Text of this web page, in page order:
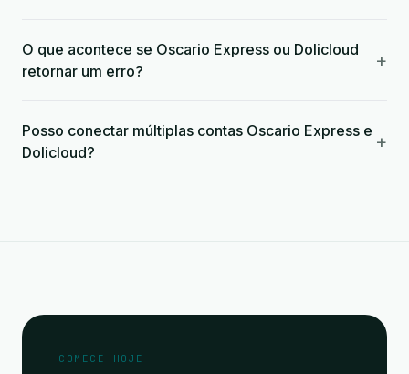
O que acontece se Oscario Express ou Dolicloud
retornar um erro?
+
Posso conectar múltiplas contas Oscario Express e
Dolicloud?
+
COMECE HOJE